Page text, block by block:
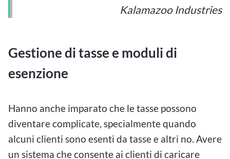
Kalamazoo Industries
Gestione di tasse e moduli di
esenzione
Hanno anche imparato che le tasse possono
diventare complicate, specialmente quando
alcuni clienti sono esenti da tasse e altri no. Avere
un sistema che consente ai clienti di caricare